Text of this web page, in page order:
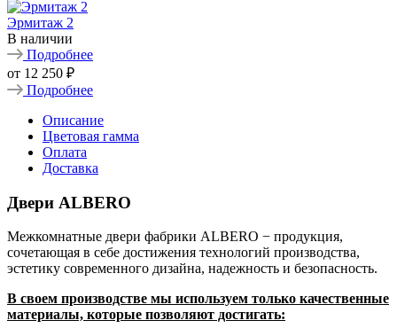
Эрмитаж 2
В наличии
Подробнее
от 12 250 ₽
Подробнее
Описание
Цветовая гамма
Оплата
Доставка
Двери ALBERO
Межкомнатные двери фабрики ALBERO − продукция,
сочетающая в себе достижения технологий производства,
эстетику современного дизайна, надежность и безопасность.
В своем производстве мы используем только качественные
материалы, которые позволяют достигать: